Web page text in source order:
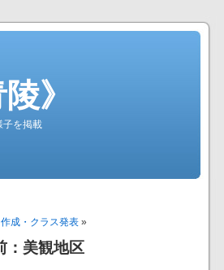
》
を掲載
成・クラス発表 »
：美観地区